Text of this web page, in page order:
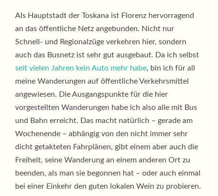
Als Hauptstadt der Toskana ist Florenz hervorragend
an das öffentliche Netz angebunden. Nicht nur
Schnell- und Regionalzüge verkehren hier, sondern
auch das Busnetz ist sehr gut ausgebaut. Da ich selbst
seit vielen Jahren kein Auto mehr habe, bin ich für all
meine Wanderungen auf öffentliche Verkehrsmittel
angewiesen. Die Ausgangspunkte für die hier
vorgestellten Wanderungen habe ich also alle mit Bus
und Bahn erreicht. Das macht natürlich – gerade am
Wochenende – abhängig von den nicht immer sehr
dicht getakteten Fahrplänen, gibt einem aber auch die
Freiheit, seine Wanderung an einem anderen Ort zu
beenden, als man sie begonnen hat – oder auch einmal
bei einer Einkehr den guten lokalen Wein zu probieren.